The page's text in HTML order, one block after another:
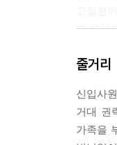
그 꽌시
그런데
의 수출
---「내
줄거리
신입사
거대 권
가족을